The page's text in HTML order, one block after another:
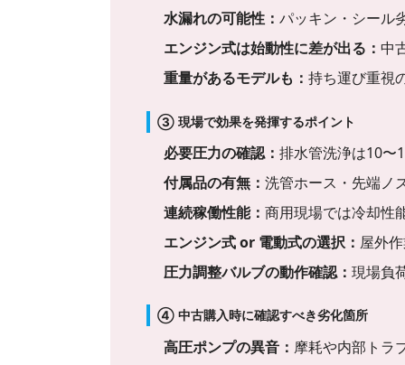
水漏れの可能性：パッキン・シール
エンジン式は始動性に差が出る：中
重量があるモデルも：持ち運び重視
③ 現場で効果を発揮するポイント
必要圧力の確認：排水管洗浄は10〜
付属品の有無：洗管ホース・先端ノ
連続稼働性能：商用現場では冷却性
エンジン式 or 電動式の選択： 屋外
圧力調整バルブの動作確認：現場負
④ 中古購入時に確認すべき劣化箇所
高圧ポンプの異音： 摩耗や内部トラ